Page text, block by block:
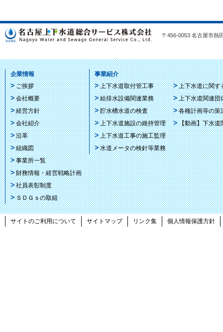
〒456-0053 名古屋市
企業情報
ご挨拶
会社概要
経営方針
会社紹介
沿革
組織図
事業所一覧
財務情報・経営戦略計画
社員表彰制度
ＳＤＧｓの取組
事業紹介
上下水道取付管工事
給排水設備関連業務
貯水槽水道の検査
上下水道施設の維持管理
上下水道工事の施工監理
水道メータの検針等業務
上下水道に関す
上下水道関連団
各種計画等の策
【動画】下水道
サイトのご利用について サイトマップ リンク集 個人情報保護方針